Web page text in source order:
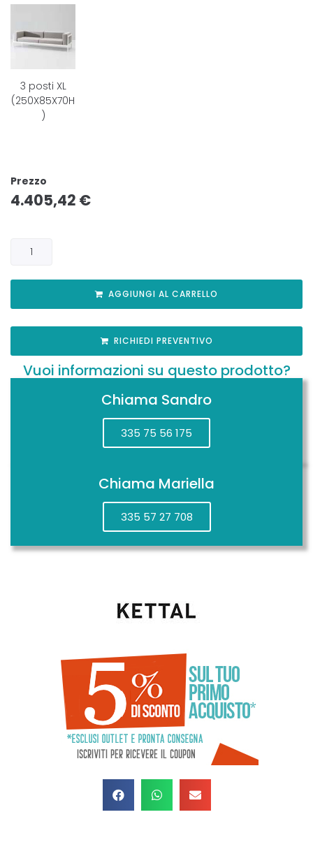
3 posti XL
(250X85X70H
)
Prezzo
4.405,42 €
AGGIUNGI AL CARRELLO
RICHIEDI PREVENTIVO
Vuoi informazioni su questo prodotto?
Chiama Sandro
335 75 56 175
Chiama Mariella
335 57 27 708